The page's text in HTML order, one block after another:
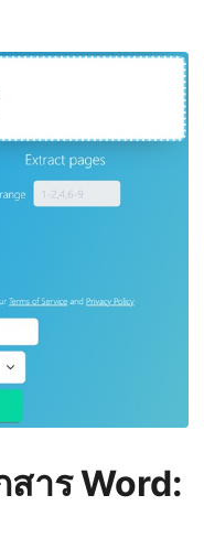
สาร Word: